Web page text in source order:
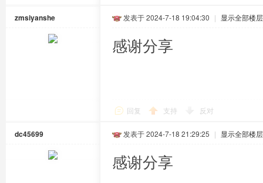
zmsiyanshe 发表于 2024-7-18 19:04:30 | 显示全部楼层
感谢分享
回复 支持 反对
dc45699 发表于 2024-7-18 21:29:25 | 显示全部楼层
感谢分享